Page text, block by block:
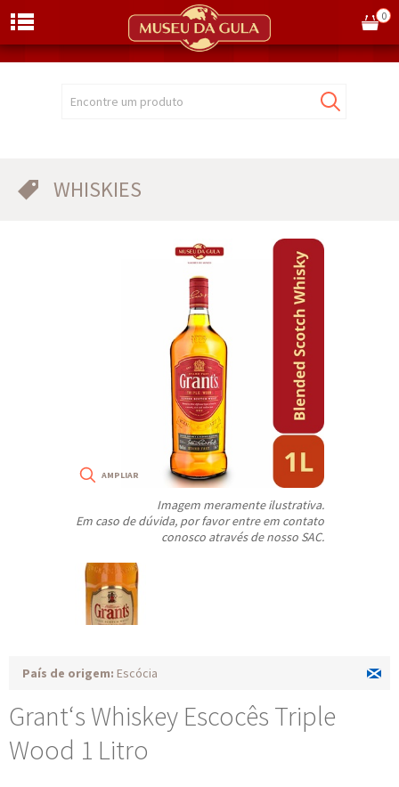
Encontre um produto
0
WHISKIES
Imagem meramente ilustrativa.
Em caso de dúvida, por favor entre em contato
conosco através de nosso SAC.
País de origem: Escócia
Grant‘s Whiskey Escocês Triple
Wood 1 Litro